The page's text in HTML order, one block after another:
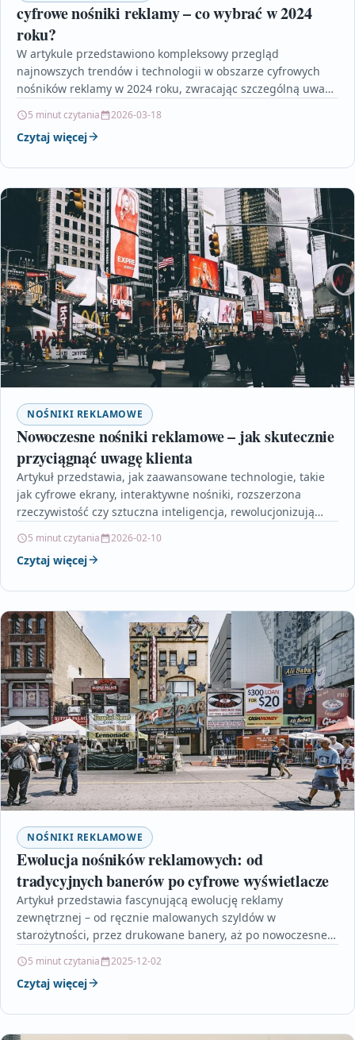
cyfrowe nośniki reklamy – co wybrać w 2024
roku?
W artykule przedstawiono kompleksowy przegląd
najnowszych trendów i technologii w obszarze cyfrowych
nośników reklamy w 2024 roku, zwracając szczególną uwagę
5 minut czytania 2026-03-18
Czytaj więcej
NOŚNIKI REKLAMOWE
Nowoczesne nośniki reklamowe – jak skutecznie
przyciągnąć uwagę klienta
Artykuł przedstawia, jak zaawansowane technologie, takie
jak cyfrowe ekrany, interaktywne nośniki, rozszerzona
rzeczywistość czy sztuczna inteligencja, rewolucjonizują
i…
5 minut czytania 2026-02-10
Czytaj więcej
NOŚNIKI REKLAMOWE
Ewolucja nośników reklamowych: od
tradycyjnych banerów po cyfrowe wyświetlacze
Artykuł przedstawia fascynującą ewolucję reklamy
zewnętrznej – od ręcznie malowanych szyldów w
starożytności, przez drukowane banery, aż po nowoczesne
5 minut czytania 2025-12-02
Czytaj więcej